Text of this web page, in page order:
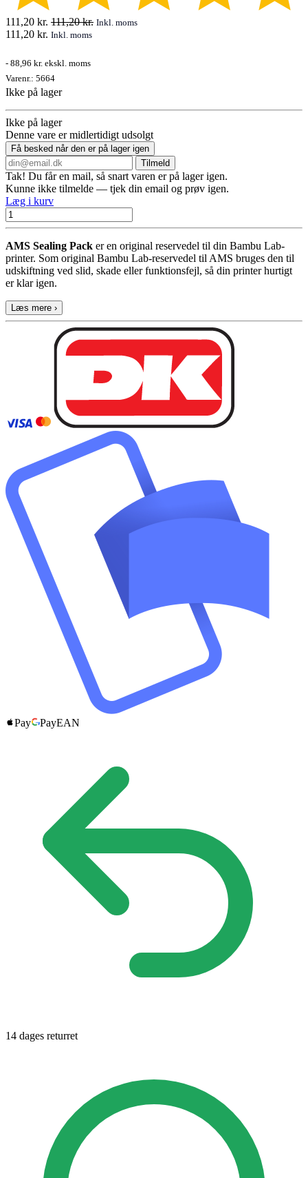
111,20 kr. 111,20kr. Inkl. moms
111,20 kr. Inkl. moms
- 88,96 kr. ekskl. moms
Varenr.: 5664
Ikke på lager
Ikke på lager
Denne vare er midlertidigt udsolgt
Få besked når den er på lager igen
Tilmeld
Tak! Du får en mail, så snart varen er på lager igen.
Kunne ikke tilmelde — tjek din email og prøv igen.
Læg i kurv
AMS Sealing Pack er en original reservedel til din Bambu Lab-
printer. Som original Bambu Lab-reservedel til AMS bruges den til
udskiftning ved slid, skade eller funktionsfejl, så din printer hurtigt
er klar igen.
Læs mere ›
Pay PayEAN
14 dages returret